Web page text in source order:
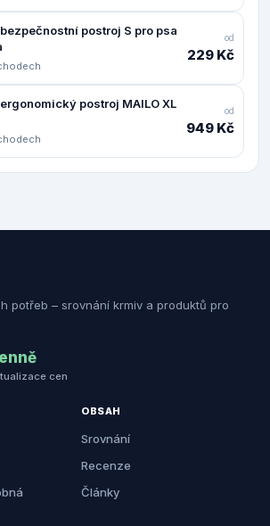
postroj S pro psa
od
229 Kč
postroj MAILO XL
od
949 Kč
potřeb – srovnání krmiv a produktů pro
cen
OBSAH
Srovnání
Recenze
Články